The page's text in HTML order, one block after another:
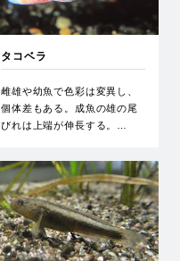
タコベラ
雌雄や幼魚で色彩は変異し、
個体差もある。成魚の雄の尾
びれは上端が伸長する。…